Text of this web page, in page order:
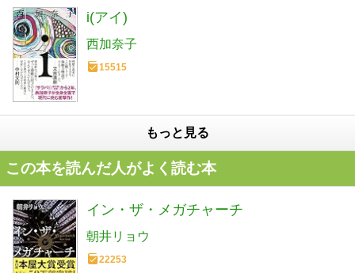
i(アイ)
西加奈子
15515
もっと見る
この本を読んだ人がよく読む本
イン・ザ・メガチャーチ
朝井リョウ
22253